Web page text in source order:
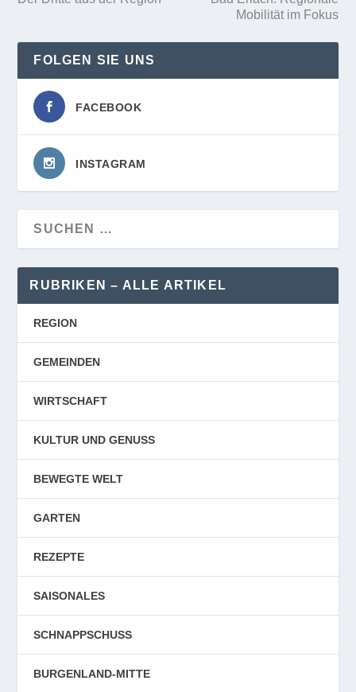
Mobilität im Fokus
FOLGEN SIE UNS
FACEBOOK
INSTAGRAM
RUBRIKEN – ALLE ARTIKEL
REGION
GEMEINDEN
WIRTSCHAFT
KULTUR UND GENUSS
BEWEGTE WELT
GARTEN
REZEPTE
SAISONALES
SCHNAPPSCHUSS
BURGENLAND-MITTE